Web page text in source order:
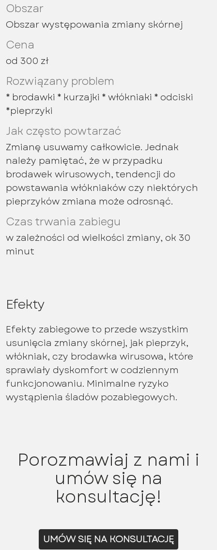
Obszar
Obszar występowania zmiany skórnej
Cena
od 300 zł
Rozwiązany problem
* brodawki * kurzajki * włókniaki * odciski
*pieprzyki
Jak często powtarzać
Zmianę usuwamy całkowicie. Jednak
należy pamiętać, że w przypadku
brodawek wirusowych, tendencji do
powstawania włókniaków czy niektórych
pieprzyków zmiana może odrosnąć.
Czas trwania zabiegu
w zależności od wielkości zmiany, ok 30
minut
Efekty
Efekty zabiegowe to przede wszystkim
usunięcia zmiany skórnej, jak pieprzyk,
włókniak, czy brodawka wirusowa, które
sprawiały dyskomfort w codziennym
funkcjonowaniu. Minimalne ryzyko
wystąpienia śladów pozabiegowych.
Porozmawiaj z nami i
umów się na
konsultację!
UMÓW SIĘ NA KONSULTACJĘ